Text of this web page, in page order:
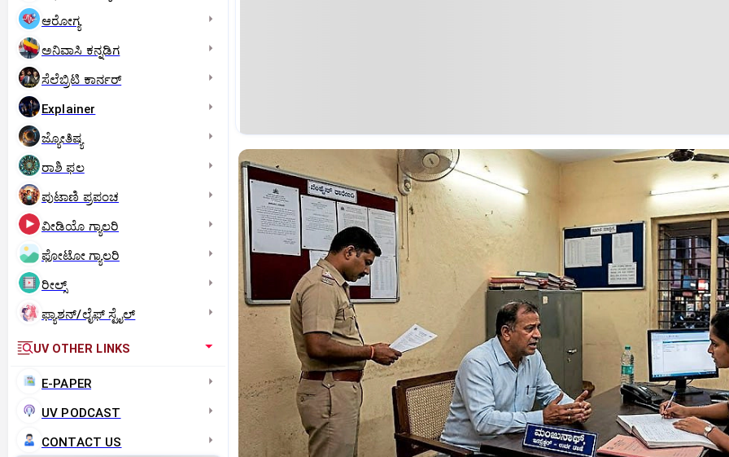
ಆರೋಗ್ಯ
ಅನಿವಾಸಿ ಕನ್ನಡಿಗ
ಸೆಲೆಬ್ರಿಟಿ ಕಾರ್ನರ್‌
Explainer
ಜ್ಯೋತಿಷ್ಯ
ರಾಶಿ ಫಲ
ಪುಟಾಣಿ ಪ್ರಪಂಚ
ವೀಡಿಯೊ ಗ್ಯಾಲರಿ
ಫೋಟೋ ಗ್ಯಾಲರಿ
ರೀಲ್ಸ್
ಫ್ಯಾಶನ್/ಲೈಫ್‌ ಸ್ಟೈಲ್
UV OTHER LINKS
E-PAPER
UV PODCAST
CONTACT US